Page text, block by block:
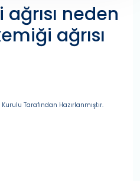
neden
ağrısı
Tarafından Hazırlanmıştır.